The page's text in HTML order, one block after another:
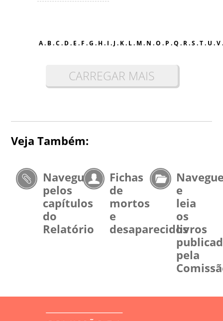
A. B.C . D. E . F .G . H. I . J . K. L. M. N .O . P .Q . R.S.T. U .V.
CARREGAR MAIS
Veja Também:
Navegue
pelos
capítulos
do
Relatório
Fichas
de
mortos
e
desaparecidos
e
leia
os
livros
pela